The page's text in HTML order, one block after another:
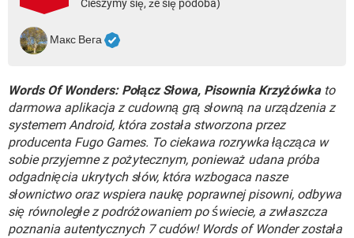
WINDOWS 10
Cieszymy się, że się podoba)
Макс Вега
Words Of Wonders: Połącz Słowa, Pisownia Krzyżówkato
darmowa aplikacja z cudowną grą słowną na urządzenia z
systemem Android, która została stworzona przez
producenta Fugo Games. To ciekawa rozrywka łącząca w
sobie przyjemne z pożytecznym, ponieważ udana próba
odgadnięcia ukrytych słów, która wzbogaca nasze
słownictwo oraz wspiera naukę poprawnej pisowni, odbywa
się równoległe z podróżowaniem po świecie, a zwłaszcza
poznania autentycznych 7 cudów! Words of Wonder została